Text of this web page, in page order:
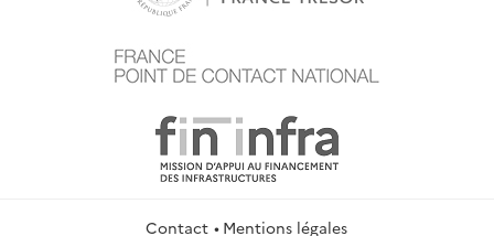
Contact Mentions légales